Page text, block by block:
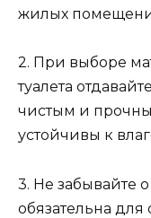
жилых
2. При выборе
туалета
чистым и
устойчивы к
3. Не забывайте
обязательна